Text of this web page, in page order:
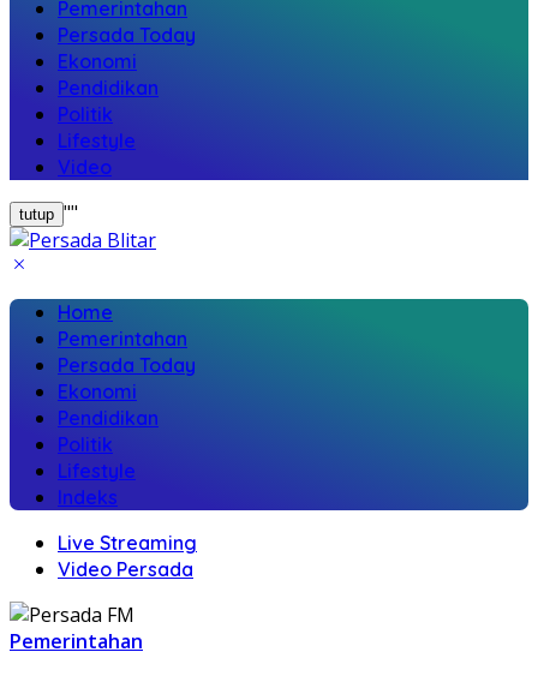
Pemerintahan
Persada Today
Ekonomi
Pendidikan
Politik
Lifestyle
Video
tutup ""
Home
Pemerintahan
Persada Today
Ekonomi
Pendidikan
Politik
Lifestyle
Indeks
Live Streaming
Video Persada
Pemerintahan